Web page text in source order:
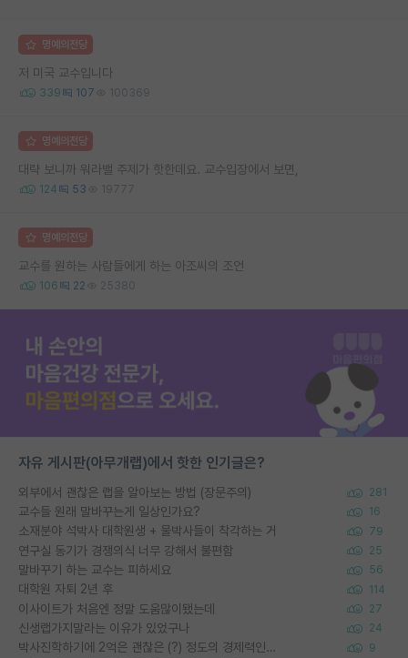
명예의전당
저 미국 교수입니다
339 107 100369
명예의전당
대략 보니까 워라밸 주제가 핫한데요. 교수입장에서 보면,
124 53 19777
명예의전당
교수를 원하는 사람들에게 하는 아조씨의 조언
106 22 25380
자유 게시판(아무개랩)에서 핫한 인기글은?
외부에서 괜찮은 랩을 알아보는 방법 (장문주의) 281
교수들 원래 말바꾸는게 일상인가요? 16
소재분야 석박사 대학원생 + 물박사들이 착각하는 거 79
연구실 동기가 경쟁의식 너무 강해서 불편함 25
말바꾸기 하는 교수는 피하세요 56
대학원 자퇴 2년 후 114
이사이트가 처음엔 정말 도움많이됐는데 27
신생랩가지말라는 이유가 있었구나 24
박사진학하기에 2억은 괜찮은 (?) 정도의 경제력인가요 9